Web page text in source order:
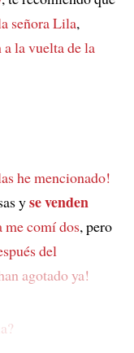
señora Lila,
a la vuelta de la
he mencionado!
yse venden
me comí dos, pero
del
agotado ya!